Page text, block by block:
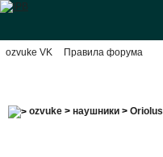
ozvuke VK Правила форума
ozvuke> наушники> Oriolus